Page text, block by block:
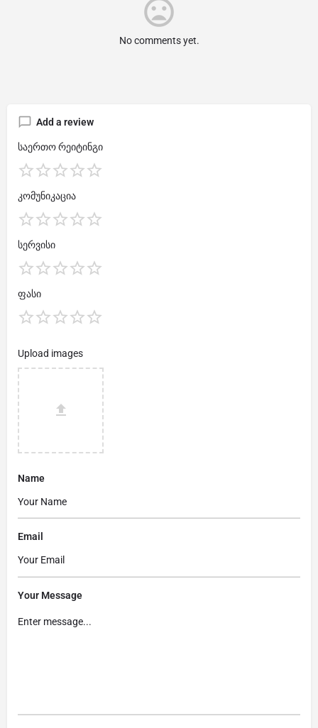
No comments yet.
Add a review
საერთო რეიტინგი
კომუნიკაცია
სერვისი
ფასი
Upload images
Name
Email
Your Message